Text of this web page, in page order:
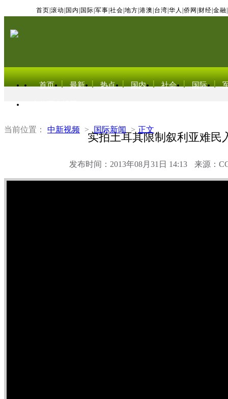
首页 滚动 国内 国际 军事 社会 地方 港澳 台湾 华人 侨网 财经 金融
首页 最新 热点 国内 社会 国际
当前位置： 中新视频 > 国际新闻 > 正文
实拍土耳其限制叙利亚难民
发布时间：2013年08月31日 14:13 来源：